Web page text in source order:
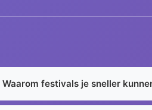
Waarom festivals je sneller